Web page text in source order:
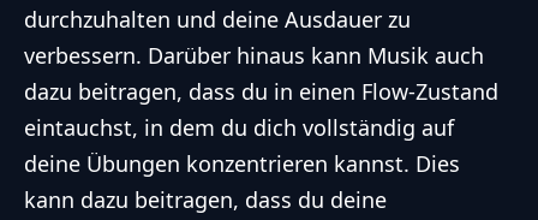
durchzuhalten und deine Ausdauer zu
verbessern. Darüber hinaus kann Musik auch
dazu beitragen, dass du in einen Flow-Zustand
eintauchst, in dem du dich vollständig auf
deine Übungen konzentrieren kannst. Dies
kann dazu beitragen, dass du deine